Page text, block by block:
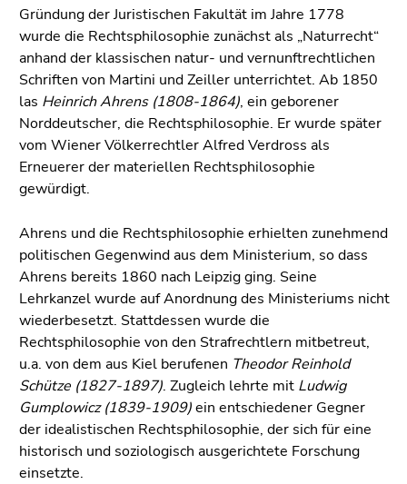
Gründung der Juristischen Fakultät im Jahre 1778
wurde die Rechtsphilosophie zunächst als „Naturrecht“
anhand der klassischen natur- und vernunftrechtlichen
Schriften von Martini und Zeiller unterrichtet. Ab 1850
las Heinrich Ahrens (1808-1864), ein geborener
Norddeutscher, die Rechtsphilosophie. Er wurde später
vom Wiener Völkerrechtler Alfred Verdross als
Erneuerer der materiellen Rechtsphilosophie
gewürdigt.
Ahrens und die Rechtsphilosophie erhielten zunehmend
politischen Gegenwind aus dem Ministerium, so dass
Ahrens bereits 1860 nach Leipzig ging. Seine
Lehrkanzel wurde auf Anordnung des Ministeriums nicht
wiederbesetzt. Stattdessen wurde die
Rechtsphilosophie von den Strafrechtlern mitbetreut,
u.a. von dem aus Kiel berufenen Theodor Reinhold
Schütze (1827-1897). Zugleich lehrte mit Ludwig
Gumplowicz (1839-1909)ein entschiedener Gegner
der idealistischen Rechtsphilosophie, der sich für eine
historisch und soziologisch ausgerichtete Forschung
einsetzte.